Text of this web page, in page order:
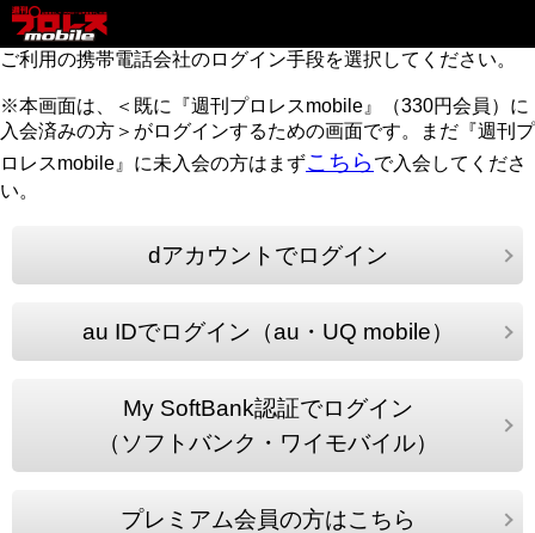
ご利用の携帯電話会社のログイン手段を選択してください。
※本画面は、＜既に『週刊プロレスmobile』（330円会員）に
入会済みの方＞がログインするための画面です。まだ『週刊プ
ロレスmobile』に未入会の方はまずこちら で入会してくださ
い。
dアカウントでログイン
au IDでログイン（au・UQ mobile）
My SoftBank認証でログイン
（ソフトバンク・ワイモバイル）
プレミアム会員の方はこちら